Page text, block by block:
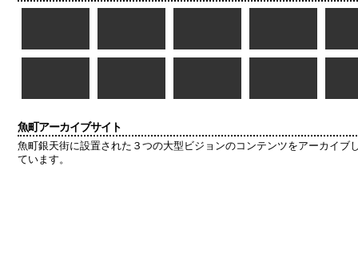
魚町アーカイブサイト
魚町銀天街に設置された３つの大型ビジョンのコンテンツをアーカイブ
ています。